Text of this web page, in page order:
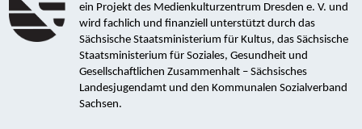
ein Projekt des Medienkulturzentrum Dresden e. V. und
wird fachlich und finanziell unterstützt durch das
Sächsische Staatsministerium für Kultus, das Sächsische
Staatsministerium für Soziales, Gesundheit und
Gesellschaftlichen Zusammenhalt – Sächsisches
Landesjugendamt und den Kommunalen Sozialverband
Sachsen.